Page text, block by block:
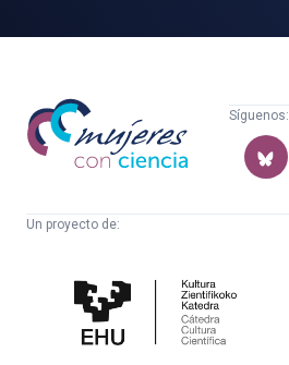
Mujeres
con
ciencia
Síguenos:
Un proyecto de:
Cultura
Científica